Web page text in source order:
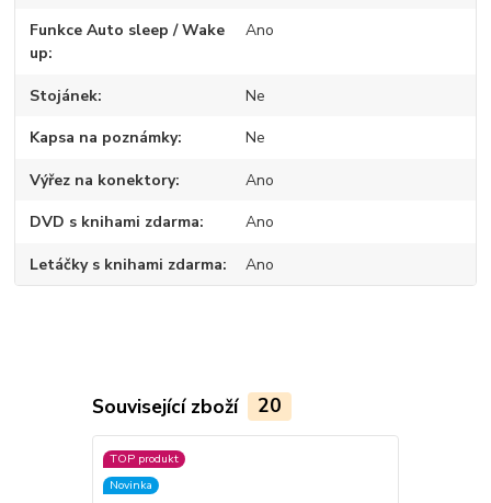
Funkce Auto sleep / Wake
up
Ano
Stojánek Ne
Kapsa na poznámky Ne
Výřez na konektory Ano
DVD s knihami zdarma Ano
Letáčky s knihami zdarma Ano
Související zboží 20
TOP produkt
Novinka